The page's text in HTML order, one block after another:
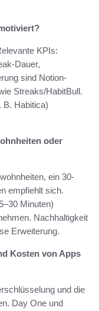
KPIs:
Dauer,
sind Notion-
Streaks/HabitBull.
B. Habitica)
oder
ein 30-
empfiehlt sich.
Minuten)
Nachhaltigkeit
Erweiterung.
Kosten von Apps
und die
Day One und